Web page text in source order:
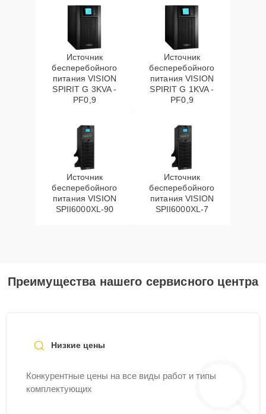
Источник
бесперебойного
питания VISION
SPIRIT G 3KVA -
PF0,9
Источник
бесперебойного
питания VISION
SPIRIT G 1KVA -
PF0,9
Источник
бесперебойного
питания VISION
SPII6000XL-90
Источник
бесперебойного
питания VISION
SPII6000XL-7
Преимущества нашего сервисного центра
Низкие цены
Конкурентные цены на все виды работ и типы
комплектующих